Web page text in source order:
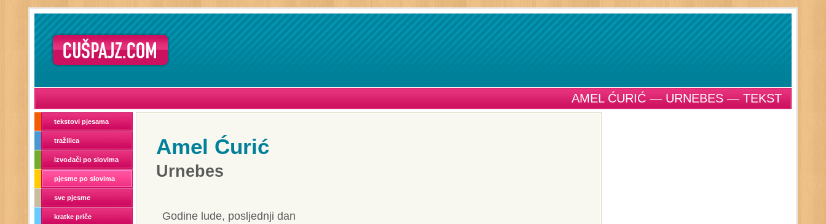
AMEL ĆURIĆ — URNEBES — TEKST
tekstovi pjesama
tražilica
izvođači po slovima
pjesme po slovima
sve pjesme
kratke priče
Amel Ćurić
Urnebes
Godine lude, posljednji dan